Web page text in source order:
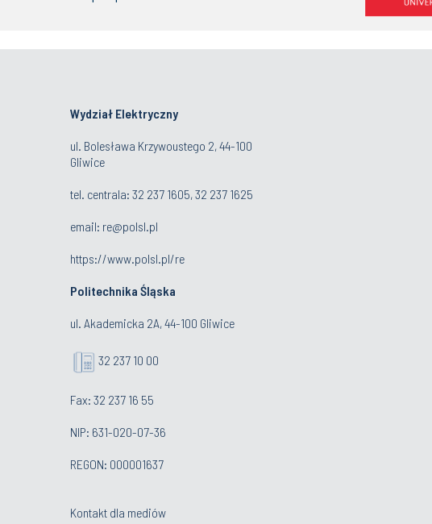
Wydział Elektryczny
ul. Bolesława Krzywoustego 2, 44-100
Gliwice
tel. centrala: 32 237 1605, 32 237 1625
email: re@polsl.pl
https://www.polsl.pl/re
Politechnika Śląska
ul. Akademicka 2A, 44-100 Gliwice
32 237 10 00
Fax: 32 237 16 55
NIP: 631-020-07-36
REGON: 000001637
Kontakt dla mediów